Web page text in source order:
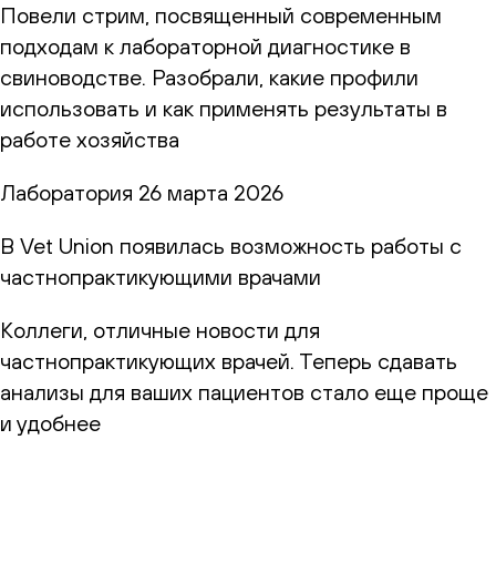
Повели стрим, посвященный современным
подходам к лабораторной диагностике в
свиноводстве. Разобрали, какие профили
использовать и как применять результаты в
работе хозяйства
Лаборатория 26 марта 2026
В Vet Union появилась возможность работы с
частнопрактикующими врачами
Коллеги, отличные новости для
частнопрактикующих врачей. Теперь сдавать
анализы для ваших пациентов стало еще проще
и удобнее